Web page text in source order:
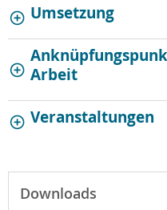
Umsetzung
Arbeit
Veranstaltungen
Downloads